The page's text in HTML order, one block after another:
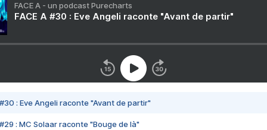
FACE A - un podcast Purecharts
FACE A #30 : Eve Angeli raconte "Avant de partir"
#30 : Eve Angeli raconte "Avant de partir"
#29 : MC Solaar raconte "Bouge de là"